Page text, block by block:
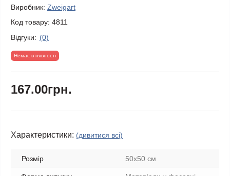
Виробник: Zweigart
Код товару: 4811
Відгуки: (0)
Немає в нявності
167.00грн.
Характеристики: (дивитися всі)
Розмір 50х50 см